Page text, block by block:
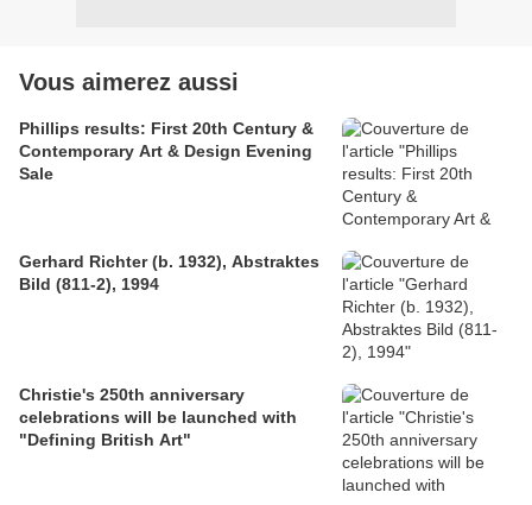
Vous aimerez aussi
Phillips results: First 20th Century &
Contemporary Art & Design Evening
Sale
Gerhard Richter (b. 1932), Abstraktes
Bild (811-2), 1994
Christie's 250th anniversary
celebrations will be launched with
"Defining British Art"